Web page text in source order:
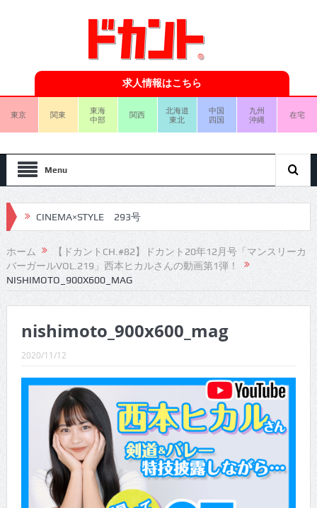
求人情報はこちら
東京 関東
東海
中部
関西
北海道
東北
中国
四国
九州
沖縄
在宅
Menu
CINEMA×STYLE 293号
CINEMA×STYLE 292号
CINEMA×STYLE 291号
CINEMA×STYLE 290号
CINEMA×STYLE 289号
CINEMA×STYLE 288号
CINEMA×STYLE 287号
CINEMA×STYLE 286号
CINEMA×STYLE 285号
CINEMA×STYLE 294号
ホーム
【ドカントCH.#82】ドカント20年12月号「マンスリーカ
バーガールVOL.219」西本ヒカルさんの動画第1弾！
NISHIMOTO_900X600_MAG
nishimoto_900x600_mag
2020/11/12